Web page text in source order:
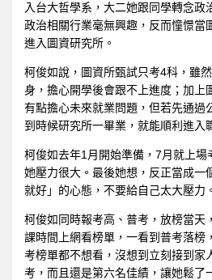
入台大哲學系，大二她跟同學轉念政
政治相關行業毫無興趣，反而憧憬當
進入圖資研究所。
柯俊如說，圖資所甄試只考4科，雖
身，擔心開學後會跟不上進度；加上
有點擔心未來就業問題，但若先通過
到時候研究所一畢業，就能順利進入
柯俊如去年1月開始準備，7月就上
她壓力很大。最後她想，反正當成一
就好」的心態，不要給自己太大壓力。
柯俊如同時報考高、普考，放榜當天
課時間上網看榜單，一看到普考落榜
考榜單都不想看，沒想到立刻接到家
考，而且還是第六名佳績，讓她鬆了